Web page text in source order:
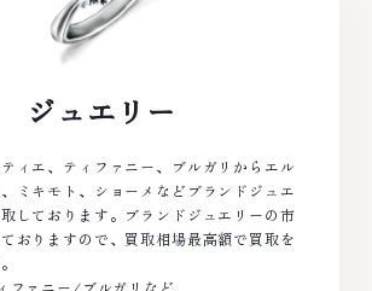
ジュエリー
ィエ、ティファニー、ブルガリからエル
ミキモト、ショーメなどブランドジュエ
しております。ブランドジュエリーの市
おりますので、買取相場最高額で買取を
ファニー/ブルガリなど